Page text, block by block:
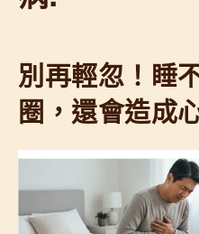
別再輕忽！睡
圈，還會造成